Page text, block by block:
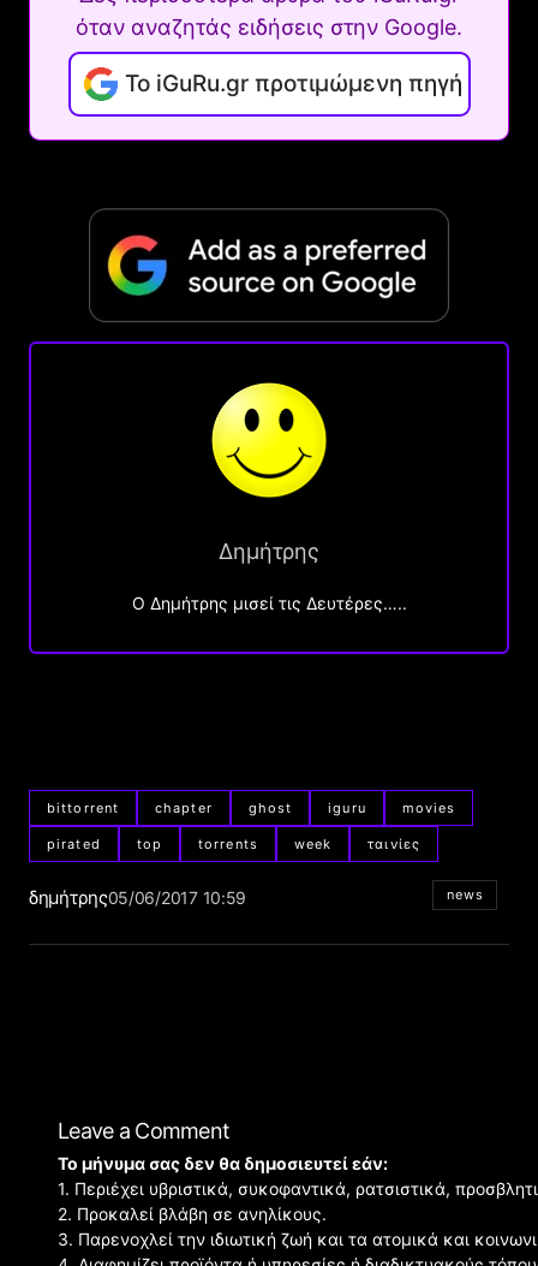
όταν αναζητάς ειδήσεις στην Google.
Το iGuRu.gr προτιμώμενη πηγή
Δημήτρης
O Δημήτρης μισεί τις Δευτέρες…..
bittorrent chapter ghost iguru movies
pirated top torrents week ταινίες
δημήτρης05/06/2017 10:59 news
Leave a Comment
Το μήνυμα σας δεν θα δημοσιευτεί εάν:
1. Περιέχει υβριστικά, συκοφαντικά, ρατσιστικά,
2. Προκαλεί βλάβη σε ανηλίκους.
3. Παρενοχλεί την ιδιωτική ζωή και τα ατομικά και